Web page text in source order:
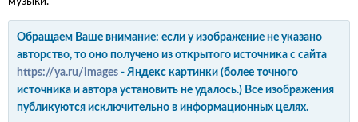
Обращаем Ваше внимание: если у изображение не указано
авторство, то оно получено из открытого источника с сайта
https://ya.ru/images - Яндекс картинки (более точного
источника и автора установить не удалось.) Все изображения
публикуются исключительно в информационных целях.